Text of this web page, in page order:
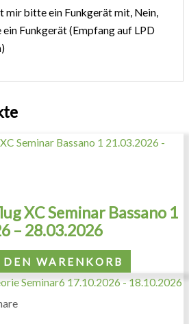
mir bitte ein Funkgerät mit, Nein,
ein Funkgerät (Empfang auf LPD
XC Seminar Bassano 1
– 28.03.2026
WARENKORB